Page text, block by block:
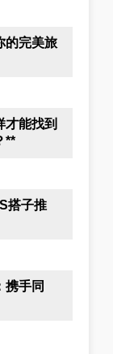
的完美旅
才能找到
**
搭子推
携手同